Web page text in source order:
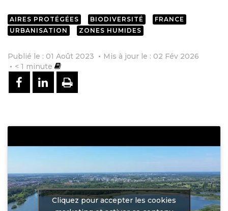
AIRES PROTÉGÉES BIODIVERSITÉ
FRANCE
URBANISATION
ZONES HUMIDES
Publié le : 01 Août 2023
Mis à jour le : 02 Fév 2026
< 1 minute
PARTAGER SUR FACEBOOK
PARTAGER SUR LINKEDIN
IMPRIMER
Cliquez pour accepter les cookies